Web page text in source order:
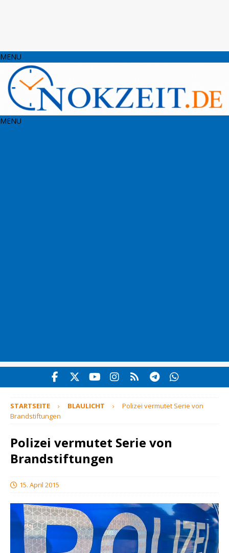
MENU
MENU
STARTSEITE BLAULICHT
Polizei vermutet Serie von
Brandstiftungen
Polizei vermutet Serie von
Brandstiftungen
15. April 2015